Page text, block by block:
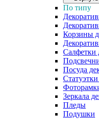
По типу
Корзины
Салфетки
Посуда
Зеркала
Пледы
Подушки